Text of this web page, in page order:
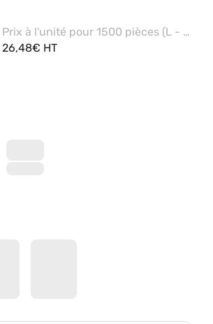
Prix à l'unité pour 1500 pièces (L - Black Pure, Impression coeur)
26,48€ HT